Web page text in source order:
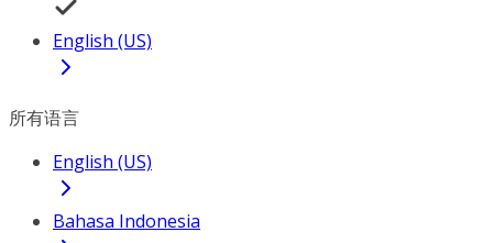
English (US)
所有语言
English (US)
Bahasa Indonesia